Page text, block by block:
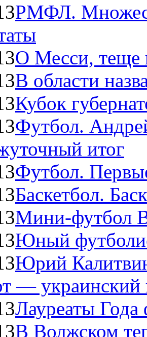
РМФЛ.
О Месси, теще
В области
Кубок
Футбол.
итог
Футбол.
Баскетбол.
Мини-футбол
Юный
Юрий
— украинский
Лауреаты
В Волжском